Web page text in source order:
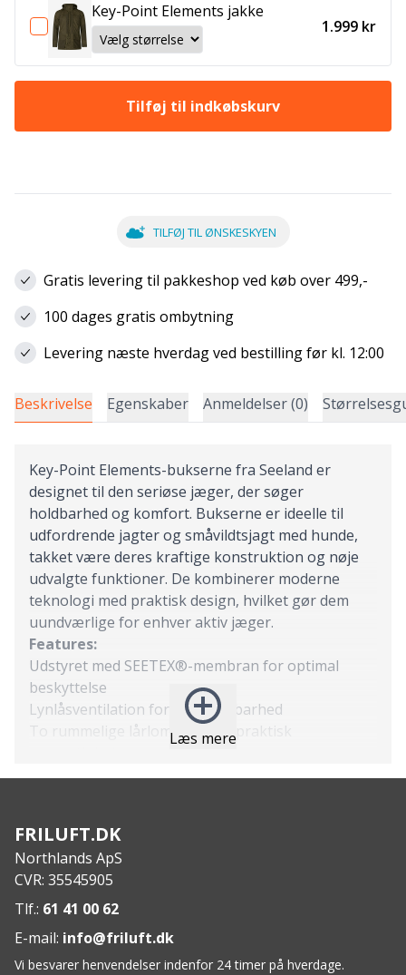
Key-Point Elements jakke
1.999 kr
Tilføj til indkøbskurv
TILFØJ TIL ØNSKESKYEN
Gratis levering til pakkeshop ved køb over 499,-
100 dages gratis ombytning
Levering næste hverdag ved bestilling før kl. 12:00
Beskrivelse Egenskaber Anmeldelser (0)
Læs mere
Key-Point Elements-bukserne fra Seeland er
designet til den seriøse jæger, der søger
holdbarhed og komfort. Bukserne er ideelle til
udfordrende jagter og småvildtsjagt med hunde,
takket være deres kraftige konstruktion og nøje
udvalgte funktioner. De kombinerer moderne
teknologi med praktisk design, hvilket gør dem
uundværlige for enhver aktiv jæger.
Features:
Udstyret med SEETEX®-membran for optimal
beskyttelse
Lynlåsventilation for øget åndbarhed
To rummelige lårlommer med praktisk
Specialdesignet knivlomme
Specs:
Overflademateriale: 65% Polyester/35% Bomuld
med voksfinish og plain weave
For: 100% Polyester, SEETEX® 10000/10000,
Ekstra for: 100% Polyester med PU-belægning.
FRILUFT.DK
Northlands ApS
CVR: 35545905
Tlf.: 61 41 00 62
E-mail: info@friluft.dk
Vi besvarer henvendelser indenfor 24 timer på hverdage.